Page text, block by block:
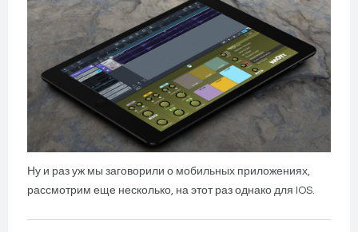
Ну и раз уж мы заговорили о мобильных приложениях,
рассмотрим еще несколько, на этот раз однако для IOS.